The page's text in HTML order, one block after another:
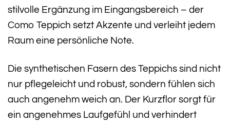
stilvolle Ergänzung im Eingangsbereich – der
Como Teppich setzt Akzente und verleiht jedem
Raum eine persönliche Note.
Die synthetischen Fasern des Teppichs sind nicht
nur pflegeleicht und robust, sondern fühlen sich
auch angenehm weich an. Der Kurzflor sorgt für
ein angenehmes Laufgefühl und verhindert